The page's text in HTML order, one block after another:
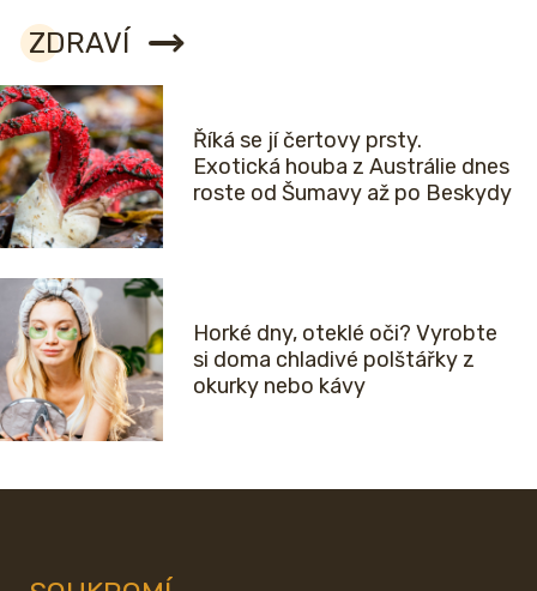
ZDRAVÍ
Říká se jí čertovy prsty.
Exotická houba z Austrálie dnes
roste od Šumavy až po Beskydy
Horké dny, oteklé oči? Vyrobte
si doma chladivé polštářky z
okurky nebo kávy